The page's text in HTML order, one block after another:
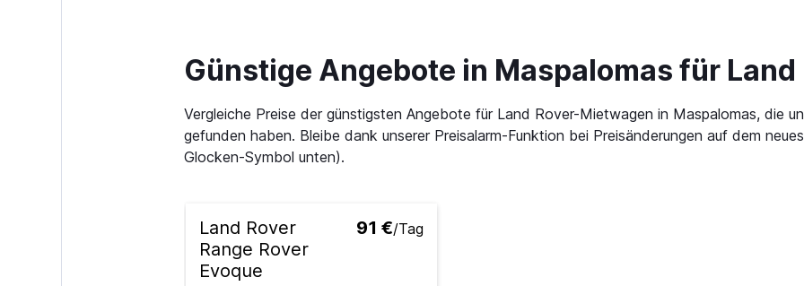
Günstige Angebote in Maspalomas für
Vergleiche Preise der günstigsten Angebote für Land Rover-Mietwagen in Maspalomas, die
gefunden haben. Bleibe dank unserer Preisalarm-Funktion bei Preisänderungen auf dem
Glocken-Symbol unten).
Land Rover
Range Rover
Evoque
91 €/Tag